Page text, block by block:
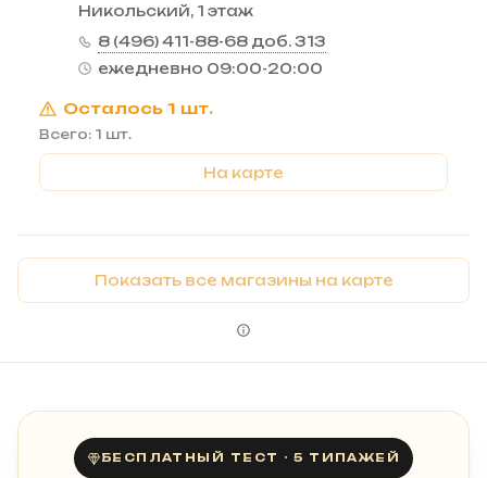
Никольский, 1 этаж
8 (496) 411-88-68 доб. 313
ежедневно 09:00-20:00
Осталось 1 шт.
Всего: 1 шт.
На карте
Показать все магазины на карте
БЕСПЛАТНЫЙ ТЕСТ · 5 ТИПАЖЕЙ